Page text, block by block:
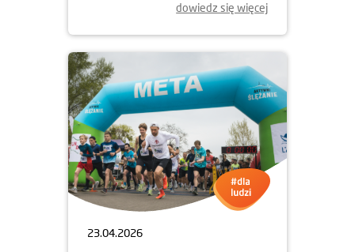
dowiedz się więcej
23.04.2026